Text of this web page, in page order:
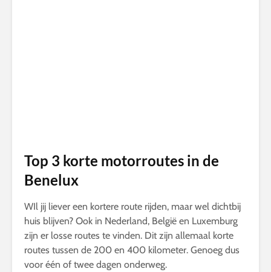
Top 3 korte motorroutes in de
Benelux
WIl jij liever een kortere route rijden, maar wel dichtbij
huis blijven? Ook in Nederland, België en Luxemburg
zijn er losse routes te vinden. Dit zijn allemaal korte
routes tussen de 200 en 400 kilometer. Genoeg dus
voor één of twee dagen onderweg.